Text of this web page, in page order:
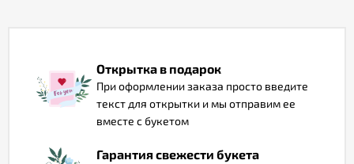
Открытка в подарок
При оформлении заказа просто введите
текст для открытки и мы отправим ее
вместе с букетом
Гарантия свежести букета